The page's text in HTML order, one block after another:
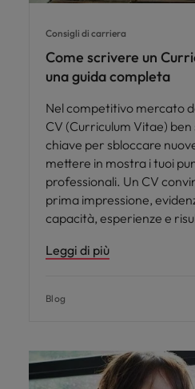
Consigli di carriera
Come scrivere un
una guida completa
Nel competitivo mercato
CV (Curriculum Vitae)
chiave per sbloccare
mettere in mostra i tuoi
professionali. Un CV
prima impressione,
capacità, esperienze e
Leggi di più
Blog